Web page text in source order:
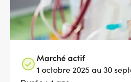
Marché actif
1 octobre 2025 au 30